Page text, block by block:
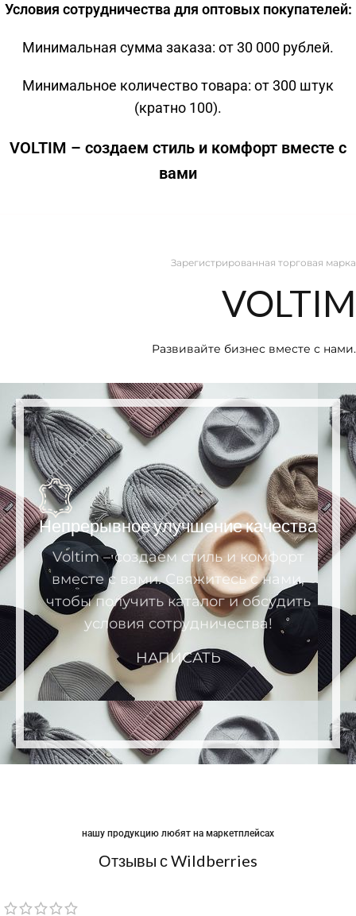
Условия сотрудничества для оптовых покупателей:
Минимальная сумма заказа: от 30 000 рублей.
Минимальное количество товара: от 300 штук
(кратно 100).
VOLTIM – создаем стиль и комфорт вместе с
вами
Непрерывное улучшение качества
Voltim – создаем стиль и комфорт
вместе с вами. Свяжитесь с нами,
чтобы получить каталог и обсудить
условия сотрудничества!
НАПИСАТЬ
Зарегистрированная торговая марка
VOLTIM
Развивайте бизнес вместе с нами.
нашу продукцию любят на маркетплейсах
Отзывы с Wildberries